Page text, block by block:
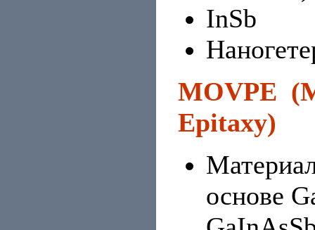
InSb
MOVPE
Epitaxy)
основе